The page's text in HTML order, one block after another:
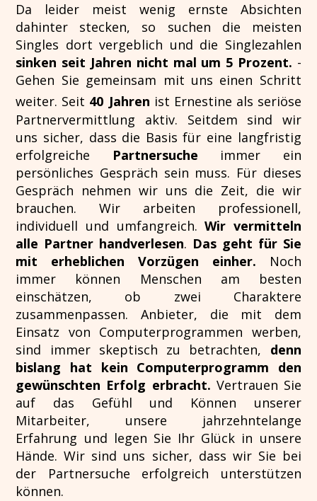
Da leider meist wenig ernste Absichten
dahinter stecken, so suchen die meisten
Singles dort vergeblich und die Singlezahlen
sinken seit Jahren nicht mal um 5 Prozent. -
Gehen Sie gemeinsam mit uns einen Schritt
weiter. Seit 40 Jahren ist Ernestine als seriöse
Partnervermittlung aktiv. Seitdem sind wir
uns sicher, dass die Basis für eine langfristig
erfolgreiche Partnersuche immer ein
persönliches Gespräch sein muss. Für dieses
Gespräch nehmen wir uns die Zeit, die wir
brauchen. Wir arbeiten professionell,
individuell und umfangreich.Wir vermitteln
alle Partner handverlesen. Das geht für Sie
mit erheblichen Vorzügen einher. Noch
immer können Menschen am besten
einschätzen, ob zwei Charaktere
zusammenpassen. Anbieter, die mit dem
Einsatz von Computerprogrammen werben,
sind immer skeptisch zu betrachten, denn
bislang hat kein Computerprogramm den
gewünschten Erfolg erbracht. Vertrauen Sie
auf das Gefühl und Können unserer
Mitarbeiter, unsere jahrzehntelange
Erfahrung und legen Sie Ihr Glück in unsere
Hände. Wir sind uns sicher, dass wir Sie bei
der Partnersuche erfolgreich unterstützen
können.